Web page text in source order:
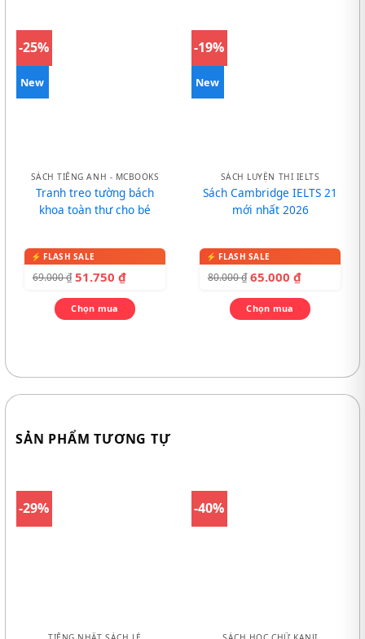
-25%
New
SÁCH TIẾNG ANH - MCBOOKS
Tranh treo tường bách
khoa toàn thư cho bé
69.000₫ 51.750 ₫
Chọn mua
-19%
New
SÁCH LUYỆN THI IELTS
Sách Cambridge IELTS 21
mới nhất 2026
80.000₫ 65.000 ₫
Chọn mua
SẢN PHẨM TƯƠNG TỰ
-29% -40%